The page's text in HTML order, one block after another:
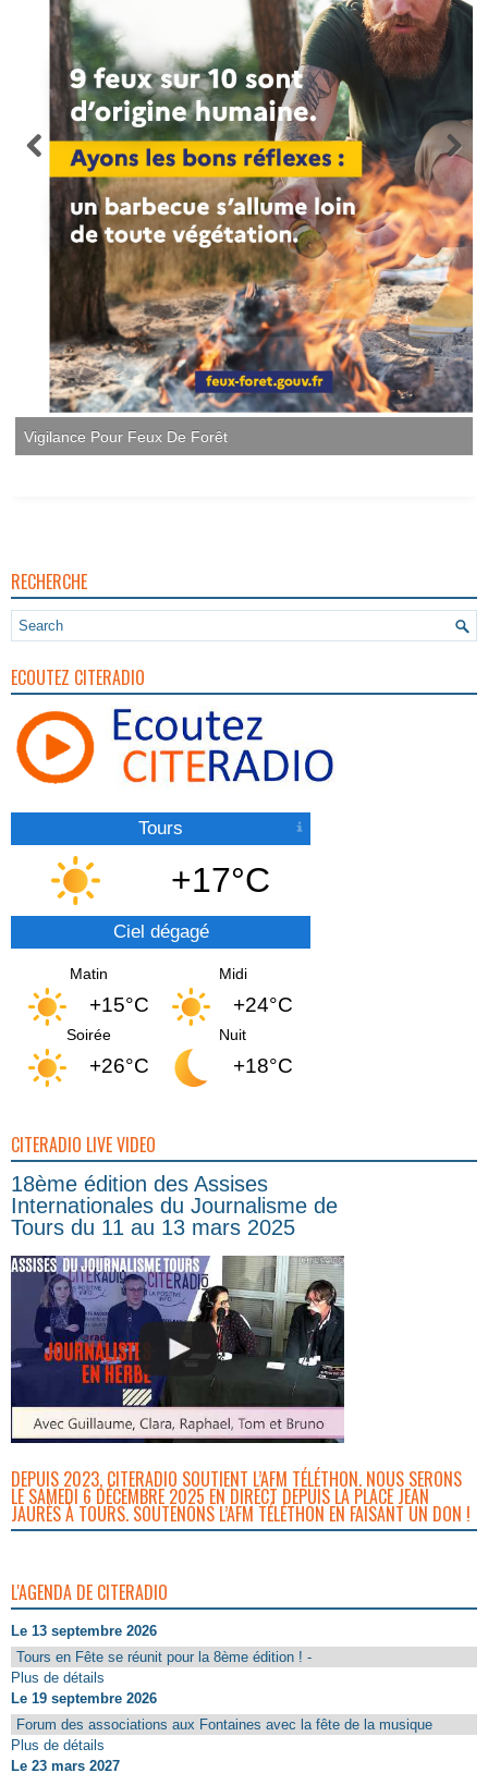
RECHERCHE
ECOUTEZ CITERADIO
Tours
+17°C
Ciel dégagé
Matin
+15°C
Midi
+24°C
Soirée
+26°C
Nuit
+18°C
CITERADIO LIVE VIDEO
18ème édition des Assises
Internationales du Journalisme de
Tours du 11 au 13 mars 2025
DEPUIS 2023, CITERADIO SOUTIENT L’AFM TÉLÉTHON. NOUS SERONS
LE SAMEDI 6 DÉCEMBRE 2025 EN DIRECT DEPUIS LA PLACE JEAN
JAURÈS À TOURS. SOUTENONS L’AFM TÉLÉTHON EN FAISANT UN DON !
L'AGENDA DE CITERADIO
Le 13 septembre 2026
Tours en Fête se réunit pour la 8ème édition ! -
Plus de détails
Le 19 septembre 2026
Forum des associations aux Fontaines avec la fête de la musique
Plus de détails
Le 23 mars 2027